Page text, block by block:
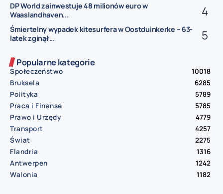
DP World zainwestuje 48 milionów euro w
Waaslandhaven...
Śmiertelny wypadek kitesurfera w Oostduinkerke – 63-
latek zginął...
Popularne kategorie
Społeczeństwo
10018
Bruksela
6285
Polityka
5789
Praca i Finanse
5785
Prawo i Urzędy
4779
Transport
4257
Świat
2275
Flandria
1316
Antwerpen
1242
Walonia
1182